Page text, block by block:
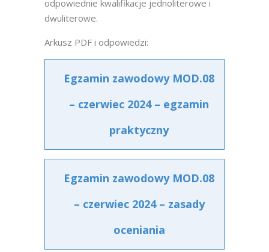
odpowiednie kwalifikacje jednoliterowe i
dwuliterowe.
Arkusz PDF i odpowiedzi:
Egzamin zawodowy MOD.08
– czerwiec 2024 – egzamin
praktyczny
Egzamin zawodowy MOD.08
– czerwiec 2024 – zasady
oceniania